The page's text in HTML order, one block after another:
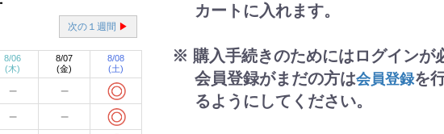
カートに入れます。
※ 購入手続きのためにはログインが
会員登録がまだの方は会員登録を
るようにしてください。